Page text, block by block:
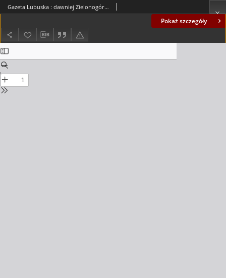
Pokaż szczegóły
Gazeta Lubuska : dawniej Zielonogórska-Gorzowska R. XLII [właśc. XLIII], nr 5 (7 stycznia 1994). - Wyd. 1